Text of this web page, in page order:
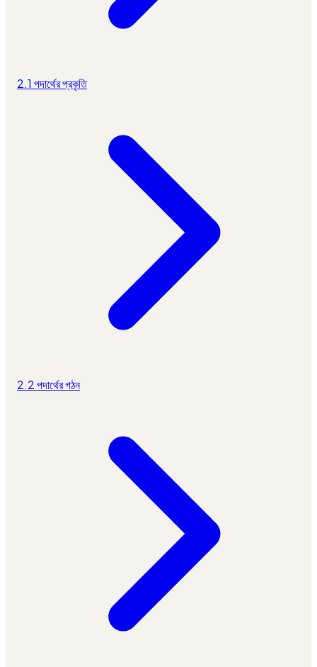
2.1 পদার্থের প্রকৃতি
2.2 পদার্থের গঠন